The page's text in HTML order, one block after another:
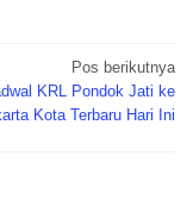
Pos berikutnya
KRL Pondok Jati ke
Kota Terbaru Hari Ini